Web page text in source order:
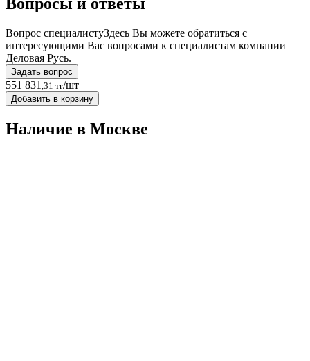
Вопрос специалистуЗдесь Вы можете обратиться с
интересующими Вас вопросами к специалистам компании
Деловая Русь.
Задать вопрос
551 831 ,31 тг/шт
Добавить в корзину
Наличие в Москвe